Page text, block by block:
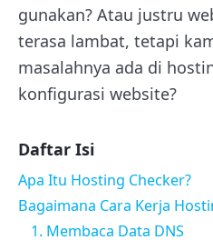
gunakan? Atau justru
terasa lambat, tetapi
masalahnya ada di
konfigurasi website?
Daftar Isi
Apa Itu Hosting Checker?
Bagaimana Cara Kerja
1. Membaca Data DNS